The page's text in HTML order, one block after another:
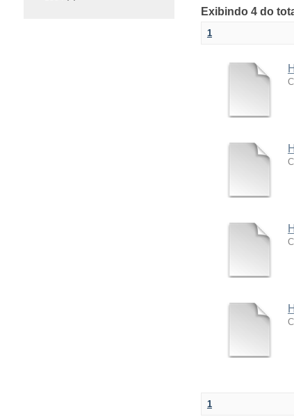
Exibindo 4 do
1
1